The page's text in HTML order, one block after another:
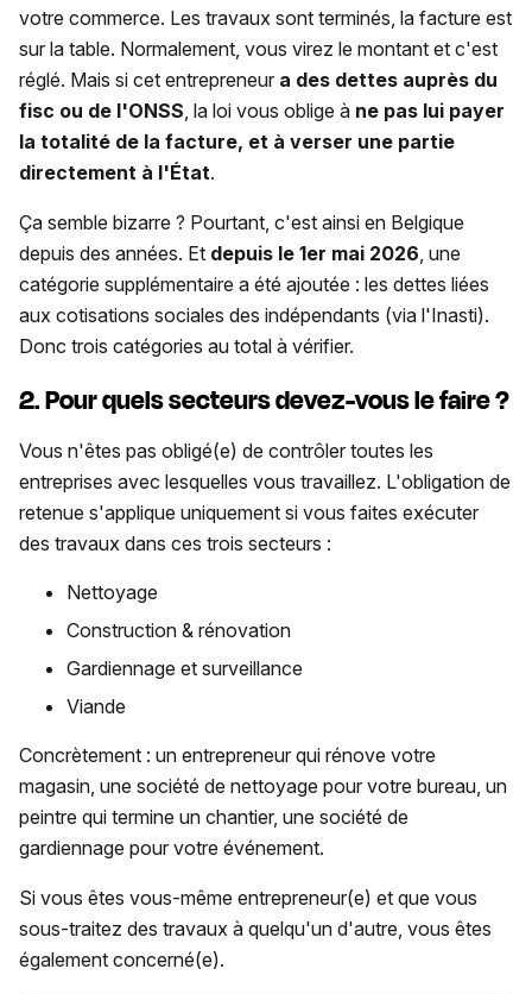
votre commerce. Les travaux sont terminés, la facture est
sur la table. Normalement, vous virez le montant et c'est
réglé. Mais si cet entrepreneur a des dettes auprès du
fisc ou de l'ONSS , la loi vous oblige à ne pas lui payer
la totalité de la facture, et à verser une partie
directement à l'État.
Ça semble bizarre ? Pourtant, c'est ainsi en Belgique
depuis des années. Et depuis le 1er mai 2026 , une
catégorie supplémentaire a été ajoutée : les dettes liées
aux cotisations sociales des indépendants (via l'Inasti).
Donc trois catégories au total à vérifier.
2. Pour quels secteurs devez-vous le faire ?
Vous n'êtes pas obligé(e) de contrôler toutes les
entreprises avec lesquelles vous travaillez. L'obligation de
retenue s'applique uniquement si vous faites exécuter
des travaux dans ces trois secteurs :
Nettoyage
Construction & rénovation
Gardiennage et surveillance
Viande
Concrètement : un entrepreneur qui rénove votre
magasin, une société de nettoyage pour votre bureau, un
peintre qui termine un chantier, une société de
gardiennage pour votre événement.
Si vous êtes vous-même entrepreneur(e) et que vous
sous-traitez des travaux à quelqu'un d'autre, vous êtes
également concerné(e).